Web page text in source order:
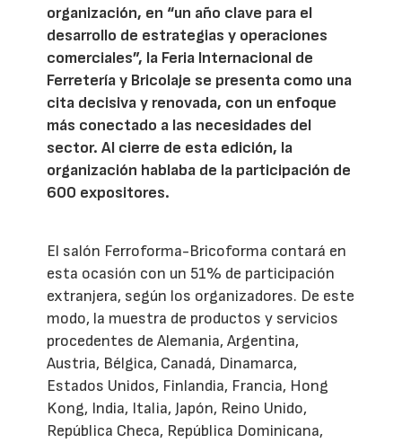
organización, en “un año clave para el
desarrollo de estrategias y operaciones
comerciales”, la Feria Internacional de
Ferretería y Bricolaje se presenta como una
cita decisiva y renovada, con un enfoque
más conectado a las necesidades del
sector. Al cierre de esta edición, la
organización hablaba de la participación de
600 expositores.
El salón Ferroforma-Bricoforma contará en
esta ocasión con un 51% de participación
extranjera, según los organizadores. De este
modo, la muestra de productos y servicios
procedentes de Alemania, Argentina,
Austria, Bélgica, Canadá, Dinamarca,
Estados Unidos, Finlandia, Francia, Hong
Kong, India, Italia, Japón, Reino Unido,
República Checa, República Dominicana,